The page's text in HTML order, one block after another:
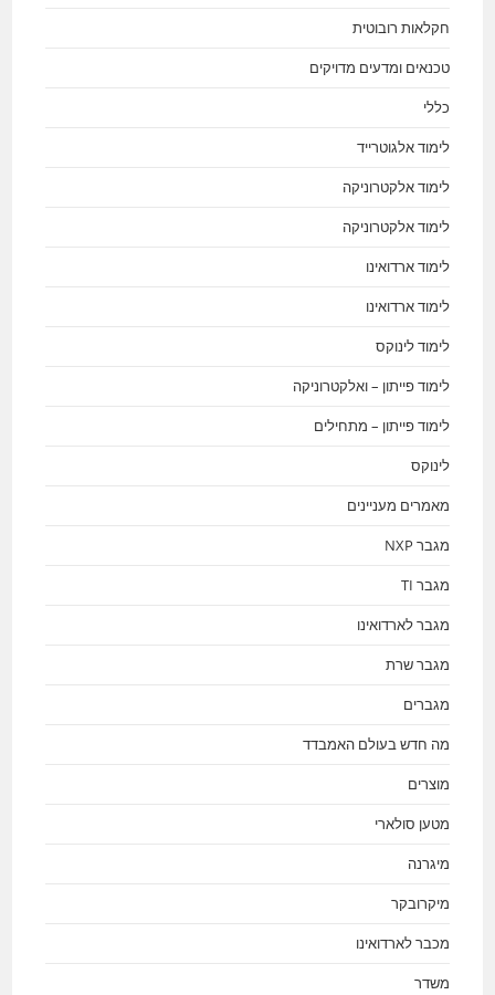
חקלאות רובוטית
טכנאים ומדעים מדויקים
כללי
לימוד אלגוטרייד
לימוד אלקטרוניקה
לימוד אלקטרוניקה
לימוד ארדואינו
לימוד ארדואינו
לימוד לינוקס
לימוד פייתון – ואלקטרוניקה
לימוד פייתון – מתחילים
לינוקס
מאמרים מעניינים
מגבר NXP
מגבר TI
מגבר לארדואינו
מגבר שרת
מגברים
מה חדש בעולם האמבדד
מוצרים
מטען סולארי
מיגרנה
מיקרובקר
מכבר לארדואינו
משדר